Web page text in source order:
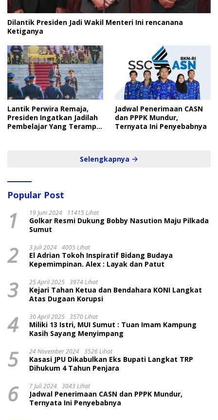
Dilantik Presiden Jadi Wakil Menteri Ini rencanana
Ketiganya
Lantik Perwira Remaja,
Presiden Ingatkan Jadilah
Pembelajar Yang Terampil
Jadwal Penerimaan CASN
dan PPPK Mundur,
Ternyata Ini Penyebabnya
Selengkapnya
Popular Post
1 19 Juni 2024 11415 Lihat
Golkar Resmi Dukung Bobby Nasution Maju Pilkada
Sumut
2 3 Juli 2024 4005 Lihat
El Adrian Tokoh Inspiratif Bidang Budaya
Kepemimpinan. Alex : Layak dan Patut
3 25 April 2025 3974 Lihat
Kejari Tahan Ketua dan Bendahara KONI Langkat
Atas Dugaan Korupsi
4 30 April 2025 3570 Lihat
Miliki 13 Istri, MUI Sumut : Tuan Imam Kampung
Kasih Sayang Menyimpang
5 24 November 2024 3526 Lihat
Kasasi JPU Dikabulkan Eks Bupati Langkat TRP
Dihukum 4 Tahun Penjara
6 7 Juli 2024 3043 Lihat
Jadwal Penerimaan CASN dan PPPK Mundur,
Ternyata Ini Penyebabnya